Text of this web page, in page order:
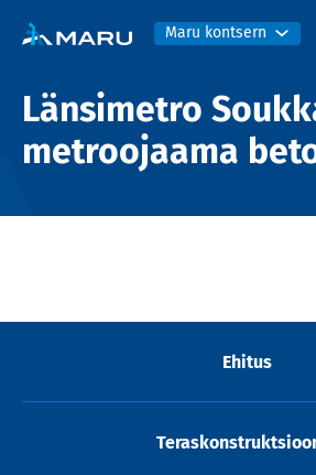
Maru kontsern
Länsimetro
metroojaama
Ehitus